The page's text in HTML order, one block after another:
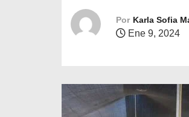
Por Karla Sofia
Ene 9, 2024